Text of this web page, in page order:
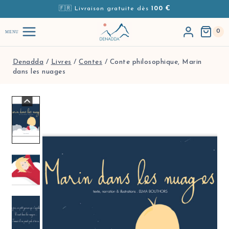
Aller au contenu🇫🇷 Livraison gratuite dès 100 €
MENU 0
Denadda / Livres /Contes / Conte philosophique, Marin
dans les nuages